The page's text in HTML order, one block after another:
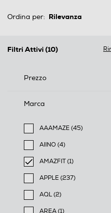
Ordina per:
Filtri Attivi (10)
Prezzo
Marca
AAAMAZE (45)
Filtra per Marca:
AIINO (4)
Filtra per Marca: AIINO
AMAZFIT (1)
selected Filtro applicato
APPLE (237)
Filtra per Marca: APPLE
AQL (2)
Filtra per Marca: AQL
AREA (1)